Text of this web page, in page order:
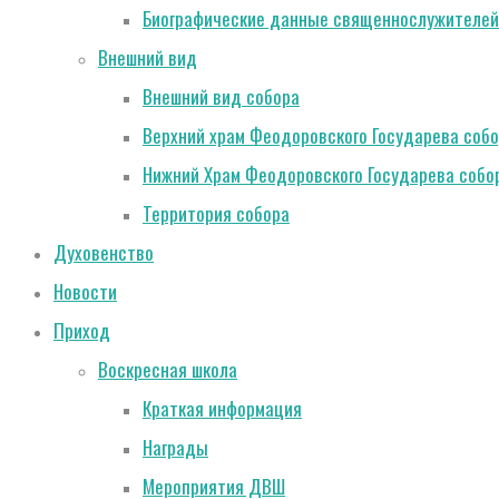
Биографические данные
Внешний вид
Внешний вид собора
Верхний храм Феодоровского Государева
Нижний Храм Феодоровского Государева
Территория собора
Духовенство
Новости
Приход
Воскресная школа
Краткая информация
Награды
Мероприятия ДВШ